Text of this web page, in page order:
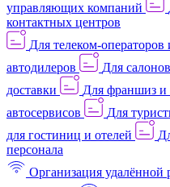
управляющих компаний
контактных центров
Для телеком-операторов
автодилеров
Для
доставки
Для франшиз и
автосервисов
Для
для гостиниц и отелей
персонала
Организация удалённой